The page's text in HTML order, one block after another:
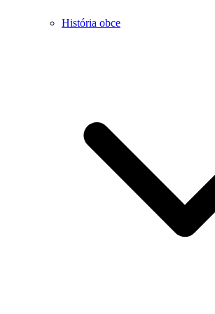
História obce